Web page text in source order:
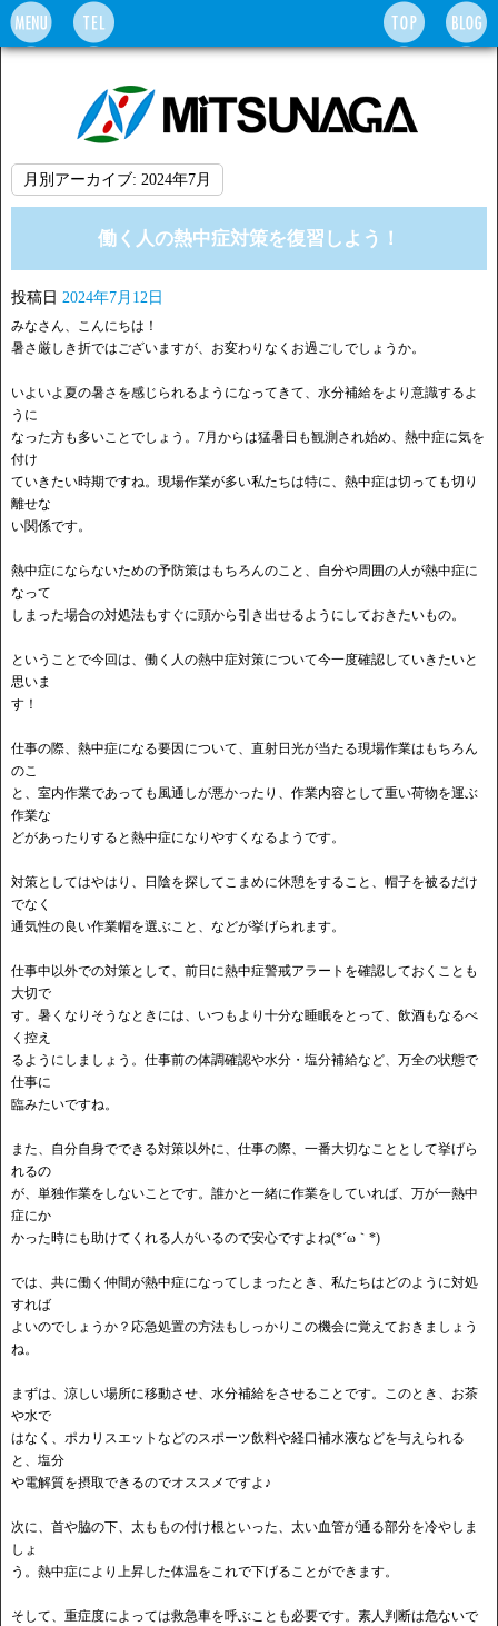
月別アーカイブ: 2024年7月
働く人の熱中症対策を復習しよう！
投稿日 2024年7月12日
みなさん、こんにちは！
暑さ厳しき折ではございますが、お変わりなくお過ごしでしょうか。
いよいよ夏の暑さを感じられるようになってきて、水分補給をより意識するよ
うに
なった方も多いことでしょう。7月からは猛暑日も観測され始め、熱中症に気を
付け
ていきたい時期ですね。現場作業が多い私たちは特に、熱中症は切っても切り
離せな
い関係です。
熱中症にならないための予防策はもちろんのこと、自分や周囲の人が熱中症に
なって
しまった場合の対処法もすぐに頭から引き出せるようにしておきたいもの。
ということで今回は、働く人の熱中症対策について今一度確認していきたいと
思いま
す！
仕事の際、熱中症になる要因について、直射日光が当たる現場作業はもちろん
のこ
と、室内作業であっても風通しが悪かったり、作業内容として重い荷物を運ぶ
作業な
どがあったりすると熱中症になりやすくなるようです。
対策としてはやはり、日陰を探してこまめに休憩をすること、帽子を被るだけ
でなく
通気性の良い作業帽を選ぶこと、などが挙げられます。
仕事中以外での対策として、前日に熱中症警戒アラートを確認しておくことも
大切で
す。暑くなりそうなときには、いつもより十分な睡眠をとって、飲酒もなるべ
く控え
るようにしましょう。仕事前の体調確認や水分・塩分補給など、万全の状態で
仕事に
臨みたいですね。
また、自分自身でできる対策以外に、仕事の際、一番大切なこととして挙げら
れるの
が、単独作業をしないことです。誰かと一緒に作業をしていれば、万が一熱中
症にか
かった時にも助けてくれる人がいるので安心ですよね(*´ω｀*)
では、共に働く仲間が熱中症になってしまったとき、私たちはどのように対処
すれば
よいのでしょうか？応急処置の方法もしっかりこの機会に覚えておきましょう
ね。
まずは、涼しい場所に移動させ、水分補給をさせることです。このとき、お茶
や水で
はなく、ポカリスエットなどのスポーツ飲料や経口補水液などを与えられる
と、塩分
や電解質を摂取できるのでオススメですよ♪
次に、首や脇の下、太ももの付け根といった、太い血管が通る部分を冷やしま
しょ
う。熱中症により上昇した体温をこれで下げることができます。
そして、重症度によっては救急車を呼ぶことも必要です。素人判断は危ないで